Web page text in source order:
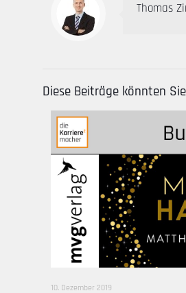
Thomas
Diese Beiträge könnten
10. Dezember 2019